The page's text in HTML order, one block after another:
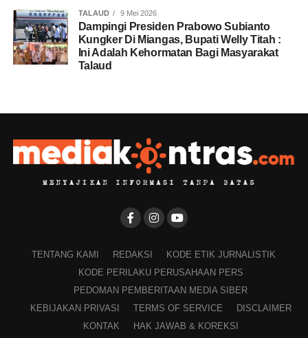
TALAUD 9 Mei 2026
Dampingi Presiden Prabowo Subianto
Kungker Di Miangas, Bupati Welly Titah :
Ini Adalah Kehormatan Bagi Masyarakat
Talaud
TENTANG KAMI REDAKSI
KODE ETIK JURNALISTIK
KODE PERILAKU PERUSAHAAN PERS
PEDOMAN PEMBERITAAN MEDIA SIBER
KEBIJAKAN PRIVASI
TERMS OF SERVICE
DISCLAIMER
KONTAK
HAK JAWAB & KOREKSI